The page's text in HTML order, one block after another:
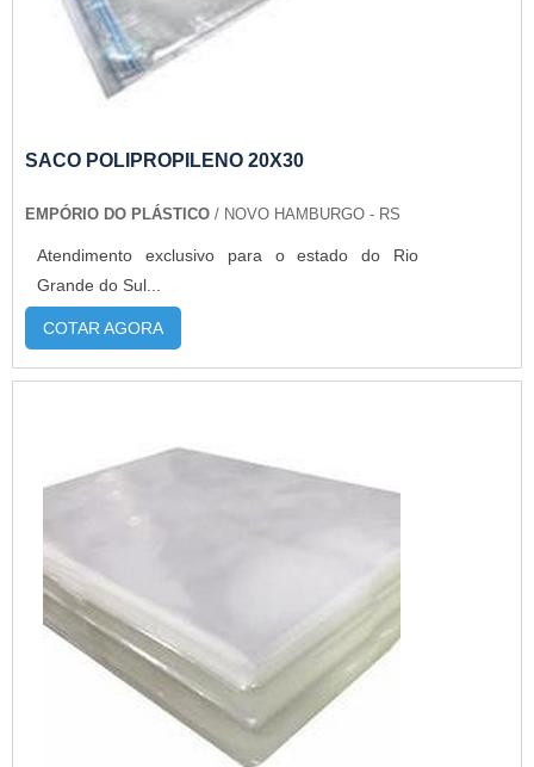
SACO POLIPROPILENO 20X30
EMPÓRIO DO PLÁSTICO / NOVO HAMBURGO - RS
Atendimento exclusivo para o estado do Rio
Grande do Sul...
COTAR AGORA